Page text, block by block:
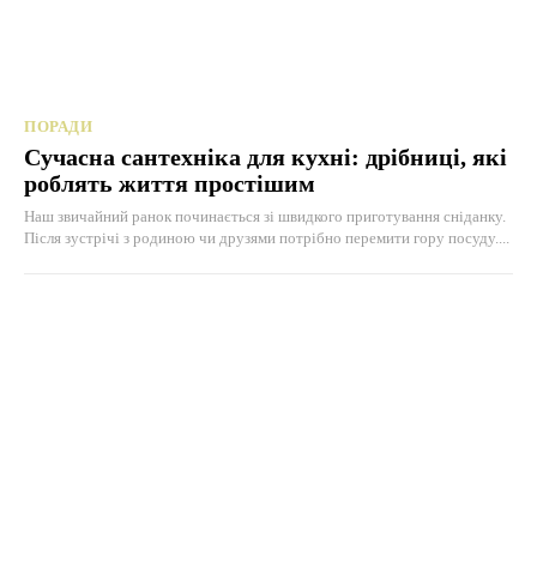
ПОРАДИ
Сучасна сантехніка для кухні: дрібниці, які
роблять життя простішим
Наш звичайний ранок починається зі швидкого приготування сніданку.
Після зустрічі з родиною чи друзями потрібно перемити гору посуду....